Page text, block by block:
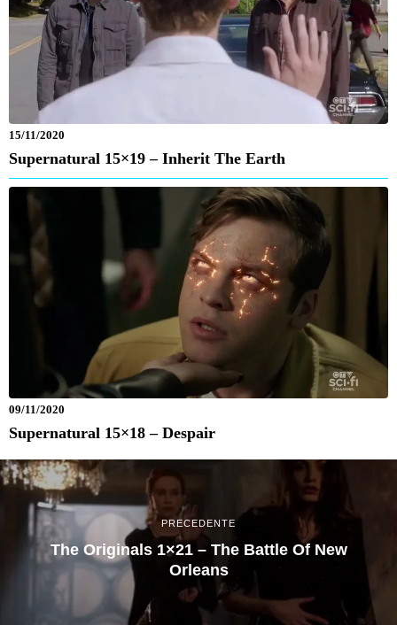
15/11/2020
Supernatural 15×19 – Inherit The Earth
09/11/2020
Supernatural 15×18 – Despair
PRECEDENTE
The Originals 1×21 – The Battle Of New
Orleans